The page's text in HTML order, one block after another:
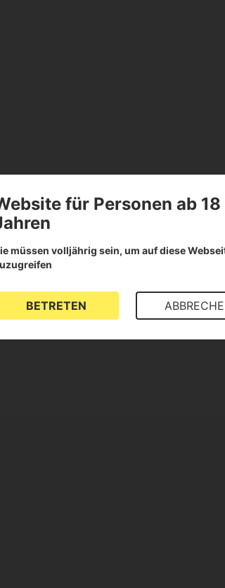
für Personen ab 18
müssen volljährig sein, um auf diese
BETRETEN